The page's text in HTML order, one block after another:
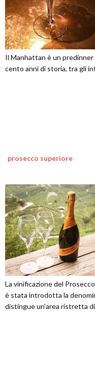
Il Manhattan è un
cento anni di storia, tra gli
prosecco superiore
La vinificazione del
è stata introdotta la
distingue un'area ristretta